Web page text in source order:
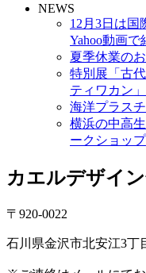
NEWS
12月3日は国
Yahoo動画で
夏季休業の
特別展「古
ティワカン
海洋プラス
横浜の中高
ークショップ
カエルデザイ
〒920-0022
石川県金沢市北安江3丁